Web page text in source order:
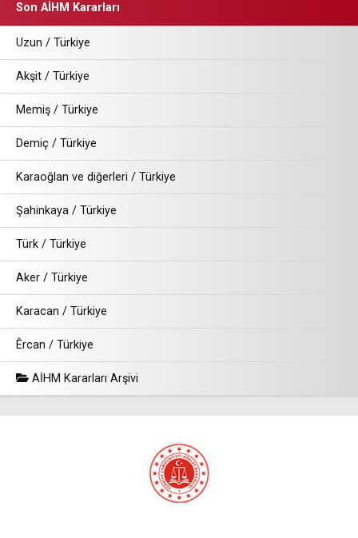
Son AİHM Kararları
Uzun / Türkiye
Akşit / Türkiye
Memiş / Türkiye
Demiç / Türkiye
Karaoğlan ve diğerleri / Türkiye
Şahinkaya / Türkiye
Türk / Türkiye
Aker / Türkiye
Karacan / Türkiye
Êrcan / Türkiye
AİHM Kararları Arşivi